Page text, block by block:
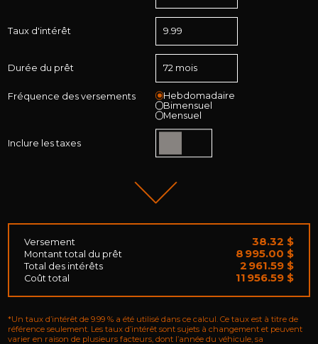
Taux d'intérêt
Durée du prêt
Fréquence des versements
Hebdomadaire
Bimensuel
Mensuel
Inclure les taxes
Versement 38.32 $
Montant total du prêt 8 995.00 $
Total des intérêts 2 961.59 $
Coût total 11 956.59 $
*Un taux d’intérêt de 9.99 % a été utilisé dans ce calcul. Ce taux est à titre de
référence seulement. Les taux d’intérêt sont sujets à changement et peuvent
varier en raison de plusieurs facteurs, dont l’année du véhicule, sa